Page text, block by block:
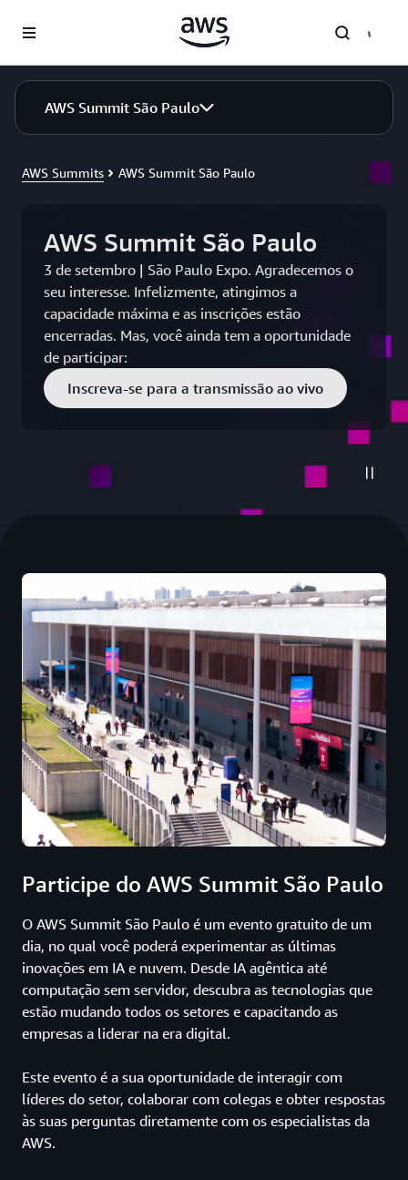
Pular para o conteúdo principal
AWS Summit São Paulo
AWS Summits AWS Summit São Paulo
AWS Summit São Paulo
3 de setembro | São Paulo Expo. Agradecemos o
seu interesse. Infelizmente, atingimos a
capacidade máxima e as inscrições estão
encerradas. Mas, você ainda tem a oportunidade
de participar:
Inscreva-se para a transmissão ao vivo
Participe do AWS Summit São Paulo
O AWS Summit São Paulo é um evento gratuito de um
dia, no qual você poderá experimentar as últimas
inovações em IA e nuvem. Desde IA agêntica até
computação sem servidor, descubra as tecnologias que
estão mudando todos os setores e capacitando as
empresas a liderar na era digital.
Este evento é a sua oportunidade de interagir com
líderes do setor, colaborar com colegas e obter respostas
às suas perguntas diretamente com os especialistas da
AWS.